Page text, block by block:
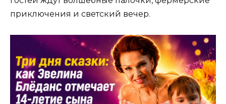
приключения и светский вечер.